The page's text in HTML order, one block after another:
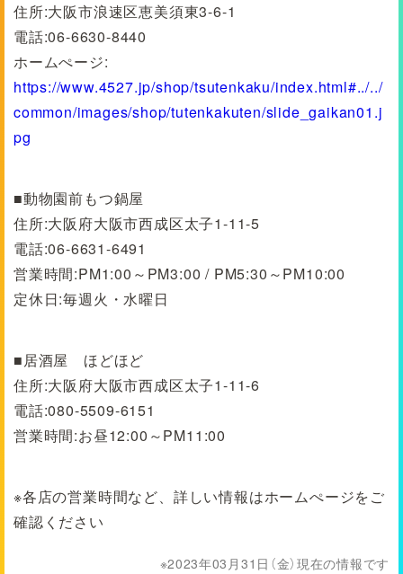
住所:大阪市浪速区恵美須東3-6-1
電話:06-6630-8440
ホームぺージ:
https://www.4527.jp/shop/tsutenkaku/index.html#../../
common/images/shop/tutenkakuten/slide_gaikan01.j
pg
■動物園前もつ鍋屋
住所:大阪府大阪市西成区太子1-11-5
電話:06-6631-6491
営業時間:PM1:00～PM3:00 / PM5:30～PM10:00
定休日:毎週火・水曜日
■居酒屋 ほどほど
住所:大阪府大阪市西成区太子1-11-6
電話:080-5509-6151
営業時間:お昼12:00～PM11:00
※各店の営業時間など、詳しい情報はホームぺージをご
確認ください
2023年03月31日（金）現在の情報です